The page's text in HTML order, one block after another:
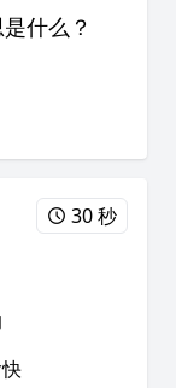
什么？
30 秒